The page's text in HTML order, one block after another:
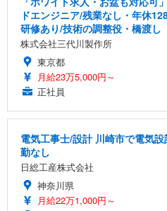
ドエンジニア/残業なし・年休
研修あり/技術の調整役・橋渡し
株式会社三代川製作所
東京都
月給23万5,000円～
正社員
電気工事士/設計 川崎市で電気
勤なし
日総工産株式会社
神奈川県
月給22万1,000円～